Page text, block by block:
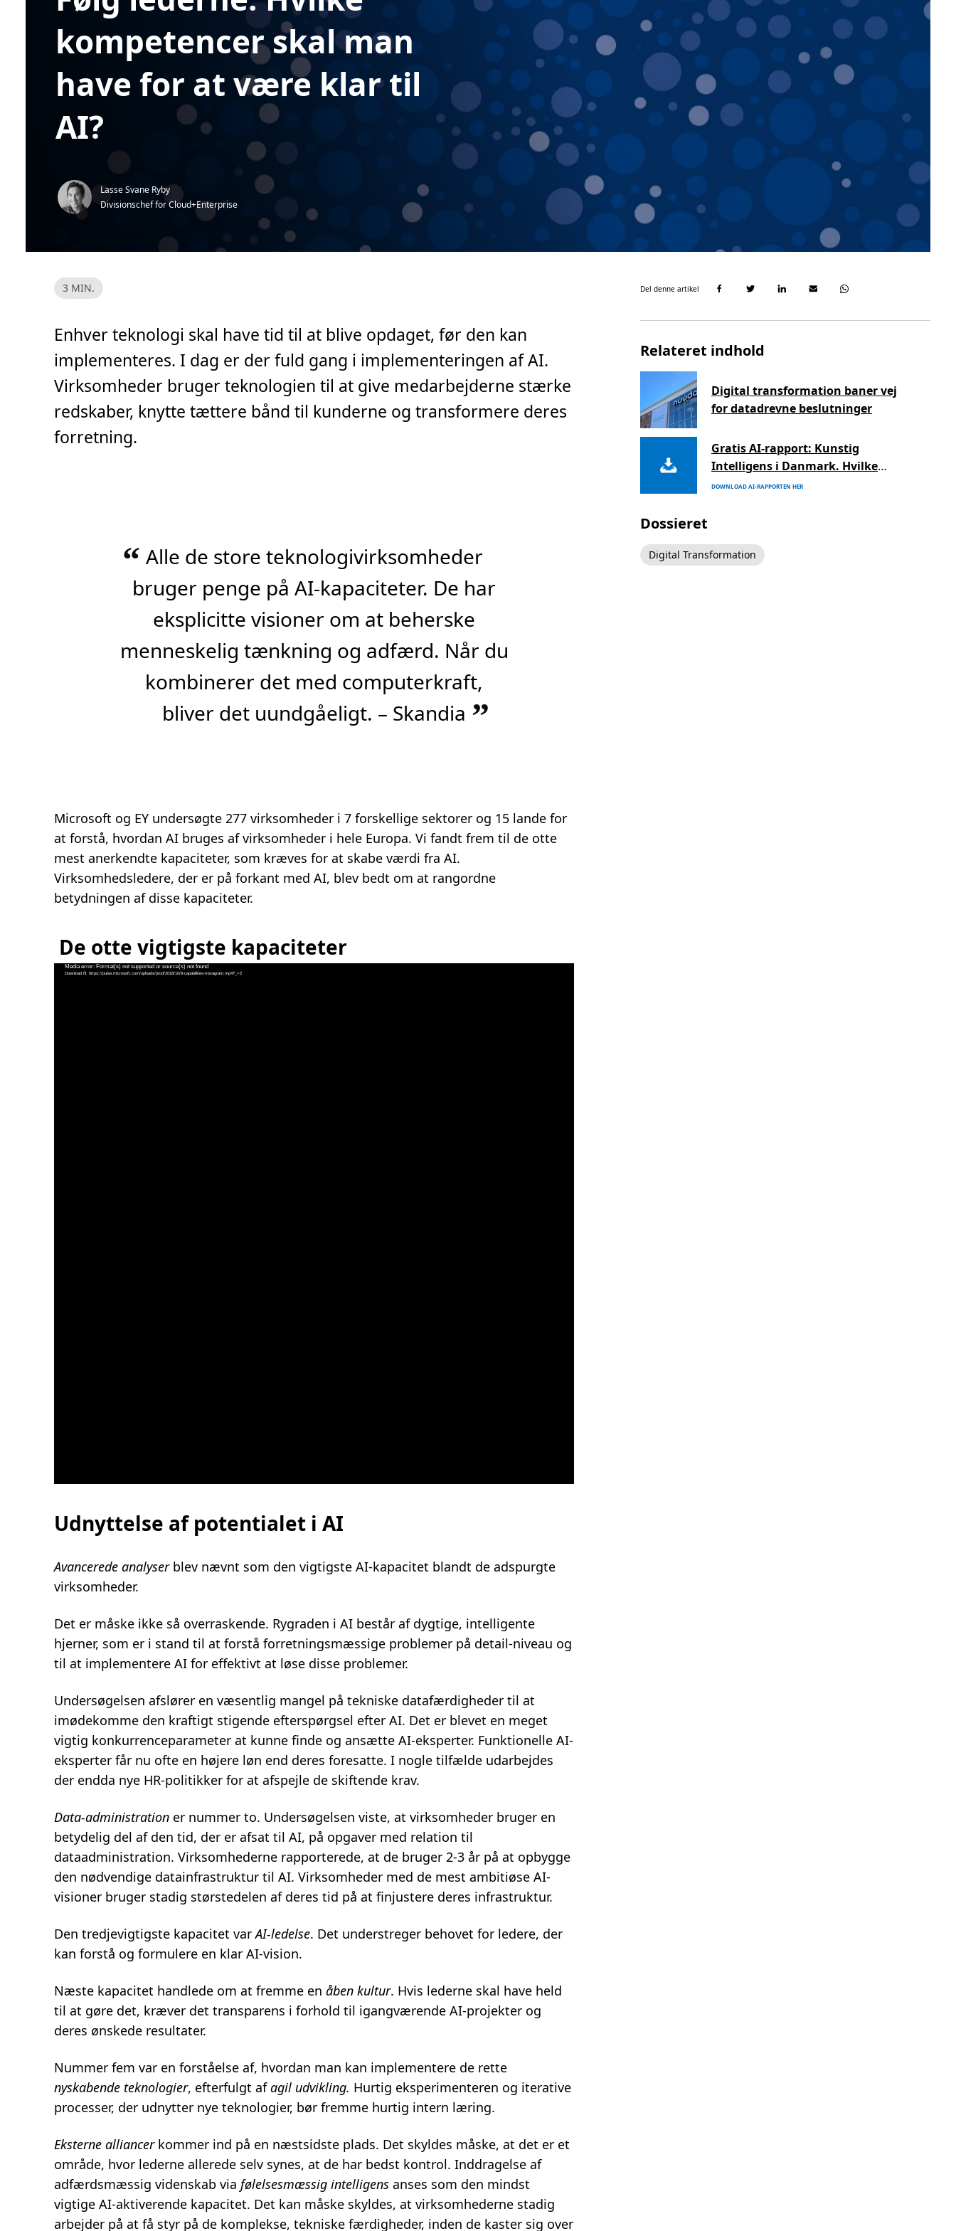
kompetencer skal man
have for at være klar til
AI?
Lasse Svane Ryby
Divisionschef for Cloud+Enterprise
L
æ
d
,
i
n
3 MIN.
Enhver teknologi skal have tid til at blive opdaget, før den kan
implementeres. I dag er der fuld gang i implementeringen af AI.
Virksomheder bruger teknologien til at give medarbejderne stærke
redskaber, knytte tættere bånd til kunderne og transformere deres
forretning.
“ Alle de store teknologivirksomheder
bruger penge på AI-kapaciteter. De har
eksplicitte visioner om at beherske
menneskelig tænkning og adfærd. Når du
kombinerer det med computerkraft,
bliver det uundgåeligt. – Skandia ”
Microsoft og EY undersøgte 277 virksomheder i 7 forskellige sektorer og 15 lande for
at forstå, hvordan AI bruges af virksomheder i hele Europa. Vi fandt frem til de otte
mest anerkendte kapaciteter, som kræves for at skabe værdi fra AI.
Virksomhedsledere, der er på forkant med AI, blev bedt om at rangordne
betydningen af disse kapaciteter.
De otte vigtigste kapaciteter
Videoafspiller
Media error: Format(s) not supported or source(s) not found
Download fil: https://pulse.microsoft.com/uploads/prod/2018/10/8-capabilities-Instagram.mp4?_=2
Udnyttelse af potentialet i AI
Avancerede analyserblev nævnt som den vigtigste AI-kapacitet blandt de adspurgte
virksomheder.
Det er måske ikke så overraskende. Rygraden i AI består af dygtige, intelligente
hjerner, som er i stand til at forstå forretningsmæssige problemer på detail-niveau og
til at implementere AI for effektivt at løse disse problemer.
Undersøgelsen afslører en væsentlig mangel på tekniske datafærdigheder til at
imødekomme den kraftigt stigende efterspørgsel efter AI. Det er blevet en meget
vigtig konkurrenceparameter at kunne finde og ansætte AI-eksperter. Funktionelle AI-
eksperter får nu ofte en højere løn end deres foresatte. I nogle tilfælde udarbejdes
der endda nye HR-politikker for at afspejle de skiftende krav.
Data-administration er nummer to. Undersøgelsen viste, at virksomheder bruger en
betydelig del af den tid, der er afsat til AI, på opgaver med relation til
dataadministration. Virksomhederne rapporterede, at de bruger 2-3 år på at opbygge
den nødvendige datainfrastruktur til AI. Virksomheder med de mest ambitiøse AI-
visioner bruger stadig størstedelen af deres tid på at finjustere deres infrastruktur.
Den tredjevigtigste kapacitet varAI-ledelse. Det understreger behovet for ledere, der
kan forstå og formulere en klar AI-vision.
Næste kapacitet handlede om at fremme en åben kultur. Hvis lederne skal have held
til at gøre det, kræver det transparens i forhold til igangværende AI-projekter og
deres ønskede resultater.
Nummer fem var en forståelse af, hvordan man kan implementere de rette
nyskabende teknologier, efterfulgt afagil udvikling. Hurtig eksperimenteren og iterative
processer, der udnytter nye teknologier, bør fremme hurtig intern læring.
Eksterne alliancerkommer ind på en næstsidste plads. Det skyldes måske, at det er et
område, hvor lederne allerede selv synes, at de har bedst kontrol. Inddragelse af
adfærdsmæssig videnskab via følelsesmæssig intelligens anses som den mindst
vigtige AI-aktiverende kapacitet. Det kan måske skyldes, at virksomhederne stadig
arbejder på at få styr på de komplekse, tekniske færdigheder, inden de kaster sig over
Del denne artikel
Relateret indhold
Digital transformation baner vej
for datadrevne beslutninger
Gratis AI-rapport: Kunstig
Intelligens i Danmark. Hvilke
fordele 277 store europæiske
DOWNLOAD AI-RAPPORTEN HER
Dossieret
Digital Transformation